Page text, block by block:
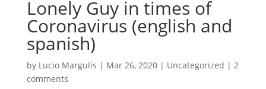
Lonely Guy in times of
Coronavirus (english and
spanish)
by Lucio Margulis | Mar 26, 2020| Uncategorized | 2
comments